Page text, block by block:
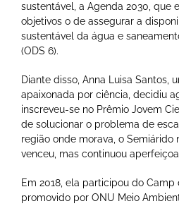
sustentável, a Agenda 2030, que
objetivos o de assegurar a
sustentável da água e
(ODS 6).
Diante disso, Anna Luisa Santos,
apaixonada por ciência, decidiu
inscreveu-se no Prêmio Jovem
de solucionar o problema de
região onde morava, o Semiárido
venceu, mas continuou
Em 2018, ela participou do Camp
promovido por ONU Meio